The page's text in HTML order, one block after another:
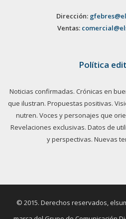
Dirección:
Ventas:
Política
Noticias confirmadas. Crónicas en
que ilustran. Propuestas positivas.
nutren. Voces y personajes que
Revelaciones exclusivas. Datos de
y perspectivas. Nuevas
© 2015. Derechos reservados,